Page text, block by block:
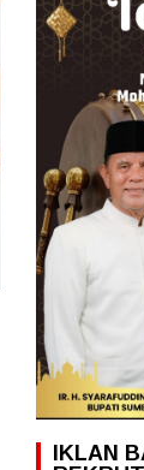
IKLAN